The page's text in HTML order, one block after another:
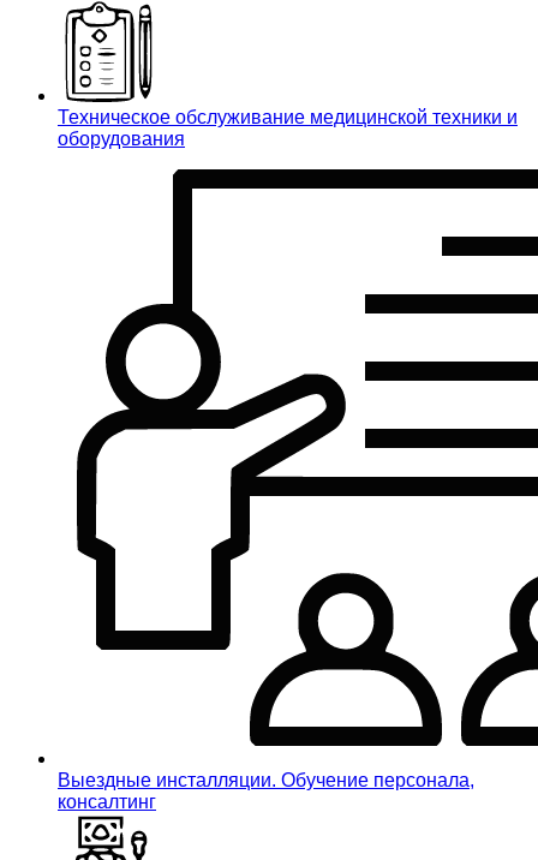
Техническое обслуживание медицинской техники и
оборудования
Выездные инсталляции. Обучение персонала,
консалтинг